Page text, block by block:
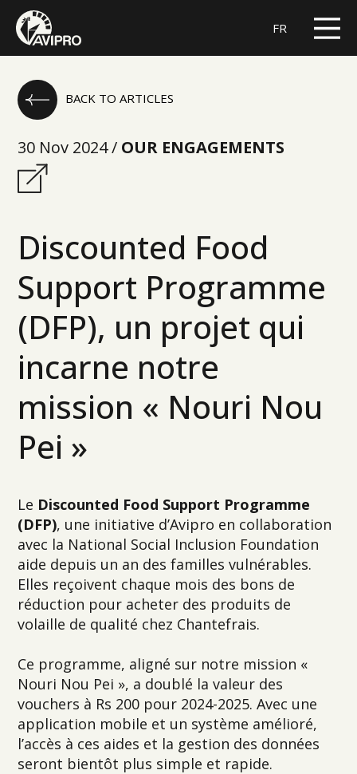
FR
30 Nov 2024 / OUR ENGAGEMENTS
BACK TO ARTICLES
Discounted Food
Support Programme
(DFP), un projet qui
incarne notre
mission « Nouri Nou
Pei »
Le Discounted Food Support Programme
(DFP), une initiative d’Avipro en collaboration
avec la National Social Inclusion Foundation
aide depuis un an des familles vulnérables.
Elles reçoivent chaque mois des bons de
réduction pour acheter des produits de
volaille de qualité chez Chantefrais.
Ce programme, aligné sur notre mission «
Nouri Nou Pei », a doublé la valeur des
vouchers à Rs 200 pour 2024-2025. Avec une
application mobile et un système amélioré,
l’accès à ces aides et la gestion des données
seront bientôt plus simple et rapide.